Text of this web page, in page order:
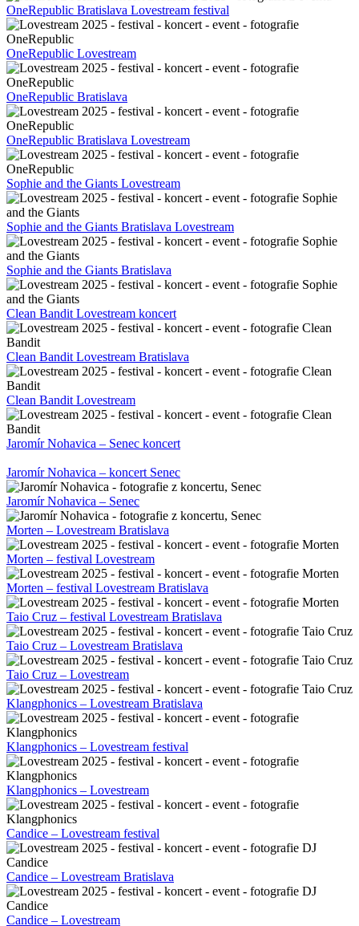
OneRepublic Bratislava Lovestream festival
OneRepublic Lovestream
OneRepublic Bratislava
OneRepublic Bratislava Lovestream
Sophie and the Giants Lovestream
Sophie and the Giants Bratislava Lovestream
Sophie and the Giants Bratislava
Clean Bandit Lovestream koncert
Clean Bandit Lovestream Bratislava
Clean Bandit Lovestream
Jaromír Nohavica – Senec koncert
Jaromír Nohavica – koncert Senec
Jaromír Nohavica – Senec
Morten – Lovestream Bratislava
Morten – festival Lovestream
Morten – festival Lovestream Bratislava
Taio Cruz – festival Lovestream Bratislava
Taio Cruz – Lovestream Bratislava
Taio Cruz – Lovestream
Klangphonics – Lovestream Bratislava
Klangphonics – Lovestream festival
Klangphonics – Lovestream
Candice – Lovestream festival
Candice – Lovestream Bratislava
Candice – Lovestream